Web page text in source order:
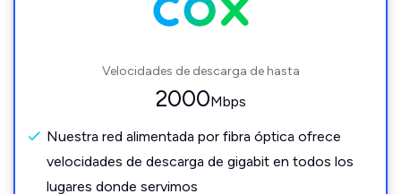
Velocidades de descarga de hasta
2000Mbps
Nuestra red alimentada por fibra óptica ofrece
velocidades de descarga de gigabit en todos los
lugares donde servimos